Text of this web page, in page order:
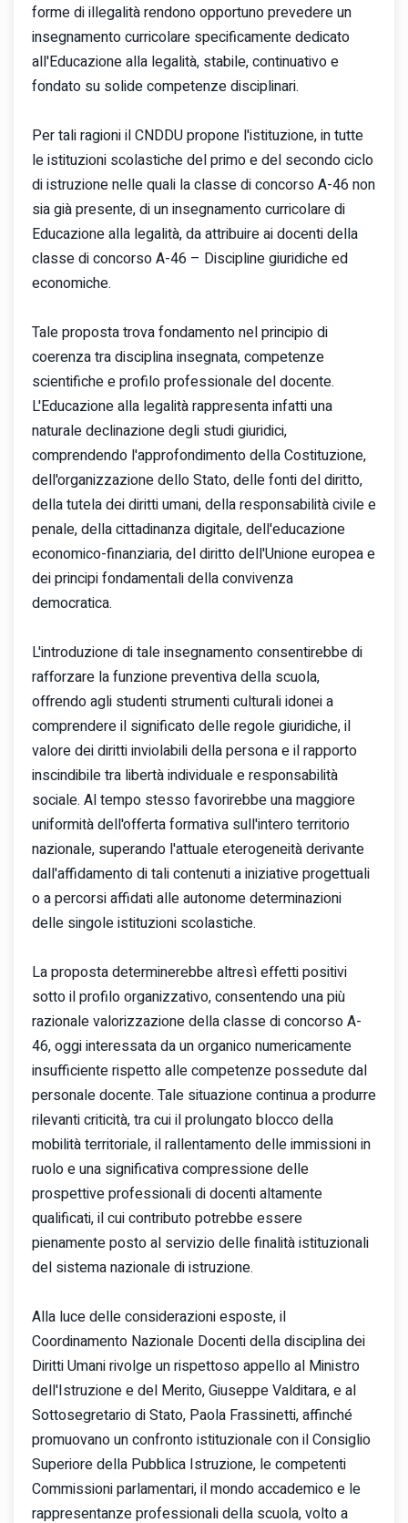
forme di illegalità rendono opportuno prevedere un
insegnamento curricolare specificamente dedicato
all'Educazione alla legalità, stabile, continuativo e
fondato su solide competenze disciplinari.
Per tali ragioni il CNDDU propone l'istituzione, in tutte
le istituzioni scolastiche del primo e del secondo ciclo
di istruzione nelle quali la classe di concorso A-46 non
sia già presente, di un insegnamento curricolare di
Educazione alla legalità, da attribuire ai docenti della
classe di concorso A-46 – Discipline giuridiche ed
economiche.
Tale proposta trova fondamento nel principio di
coerenza tra disciplina insegnata, competenze
scientifiche e profilo professionale del docente.
L'Educazione alla legalità rappresenta infatti una
naturale declinazione degli studi giuridici,
comprendendo l'approfondimento della Costituzione,
dell'organizzazione dello Stato, delle fonti del diritto,
della tutela dei diritti umani, della responsabilità civile e
penale, della cittadinanza digitale, dell'educazione
economico-finanziaria, del diritto dell'Unione europea e
dei principi fondamentali della convivenza
democratica.
L'introduzione di tale insegnamento consentirebbe di
rafforzare la funzione preventiva della scuola,
offrendo agli studenti strumenti culturali idonei a
comprendere il significato delle regole giuridiche, il
valore dei diritti inviolabili della persona e il rapporto
inscindibile tra libertà individuale e responsabilità
sociale. Al tempo stesso favorirebbe una maggiore
uniformità dell'offerta formativa sull'intero territorio
nazionale, superando l'attuale eterogeneità derivante
dall'affidamento di tali contenuti a iniziative progettuali
o a percorsi affidati alle autonome determinazioni
delle singole istituzioni scolastiche.
La proposta determinerebbe altresì effetti positivi
sotto il profilo organizzativo, consentendo una più
razionale valorizzazione della classe di concorso A-
46, oggi interessata da un organico numericamente
insufficiente rispetto alle competenze possedute dal
personale docente. Tale situazione continua a produrre
rilevanti criticità, tra cui il prolungato blocco della
mobilità territoriale, il rallentamento delle immissioni in
ruolo e una significativa compressione delle
prospettive professionali di docenti altamente
qualificati, il cui contributo potrebbe essere
pienamente posto al servizio delle finalità istituzionali
del sistema nazionale di istruzione.
Alla luce delle considerazioni esposte, il
Coordinamento Nazionale Docenti della disciplina dei
Diritti Umani rivolge un rispettoso appello al Ministro
dell'Istruzione e del Merito, Giuseppe Valditara, e al
Sottosegretario di Stato, Paola Frassinetti, affinché
promuovano un confronto istituzionale con il Consiglio
Superiore della Pubblica Istruzione, le competenti
Commissioni parlamentari, il mondo accademico e le
rappresentanze professionali della scuola, volto a